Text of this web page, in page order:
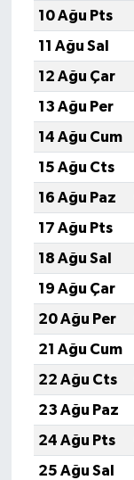
10 Ağu Pts
11 Ağu Sal
12 Ağu Çar
13 Ağu Per
14 Ağu Cum
15 Ağu Cts
16 Ağu Paz
17 Ağu Pts
18 Ağu Sal
19 Ağu Çar
20 Ağu Per
21 Ağu Cum
22 Ağu Cts
23 Ağu Paz
24 Ağu Pts
25 Ağu Sal